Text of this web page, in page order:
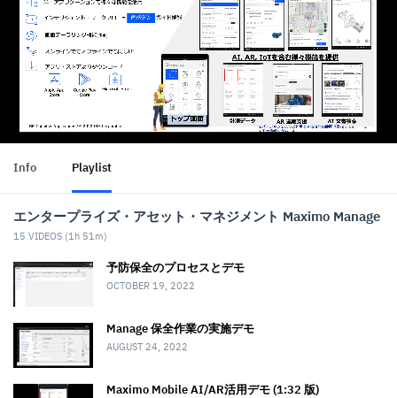
Info Playlist
エンタープライズ・アセット・マネジメント Maximo Manage
15 VIDEOS (1h 51m)
予防保全のプロセスとデモ
OCTOBER 19, 2022
Manage 保全作業の実施デモ
AUGUST 24, 2022
Maximo Mobile AI/AR活用デモ (1:32 版)